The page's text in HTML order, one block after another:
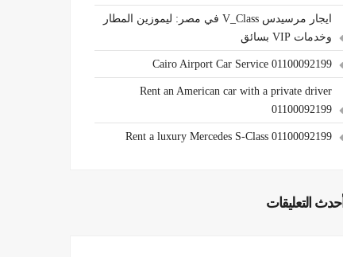
ايجار مرسيدس V_Class في مصر: ليموزين المطار
وخدمات VIP بسائق
Cairo Airport Car Service 01100092199
Rent an American car with a private driver
01100092199
Rent a luxury Mercedes S-Class 01100092199
أحدث التعليقات